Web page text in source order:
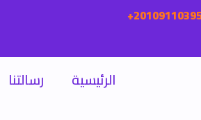
الرئيسية رسالتنا